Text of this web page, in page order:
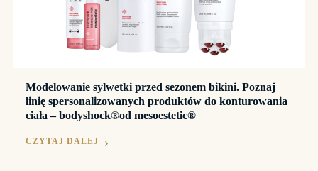
Modelowanie sylwetki przed sezonem bikini. Poznaj
linię spersonalizowanych produktów do konturowania
ciała – bodyshock®od mesoestetic®
CZYTAJ DALEJ